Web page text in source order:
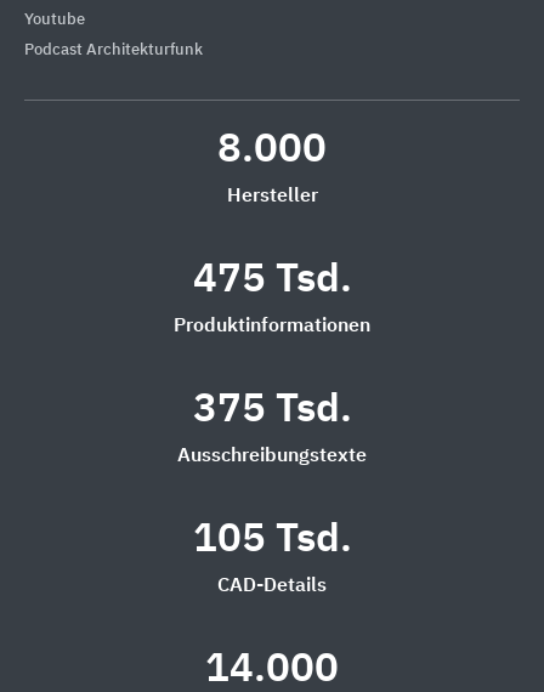
Youtube
Podcast Architekturfunk
8.000
Hersteller
475 Tsd.
Produktinformationen
375 Tsd.
Ausschreibungstexte
105 Tsd.
CAD-Details
14.000